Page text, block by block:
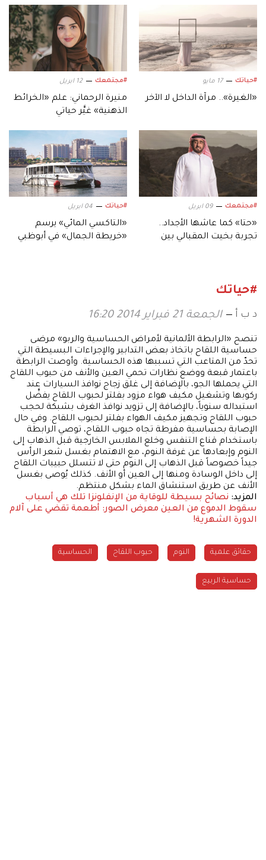
#حياتك 17 مايو
«الغيرة».. مرآة الداخل لا الآخر
#مجتمعك 12 ابريل
منيرة الرحماني: علم «الخرائط
الذهنية» غيَّر حياتي
#مجتمعك 09 ابريل
«حتا» كما عاشها الأجداد..
تجربة بخيت المقبالي بين
#حياتك 04 ابريل
«التاكسي المائي» يرسم
«خريطة الجمال» في أبوظبي
#حياتك
د ب أ الجمعة 21 فبراير 2014 16:20
تنصح «الرابطة الألمانية لأمراض الحساسية والربو» مرضى
حساسية اللقاح باتخاذ بعض التدابير والإجراءات البسيطة التي
تحدّ من المتاعب التي تسببها هذه الحساسية. وأوصت الرابطة
باعتمار قبعة ووضع نظارات تحمي العين والأنف من حبوب اللقاح
التي يحملها الجو، بالإضافة إلى غلق زجاج نوافذ السيارات عند
ركوبها وتشغيل مكيف هواء مزود بفلتر لحبوب اللقاح يفضَّل
استبداله سنوياً، بالإضافة إلى تزويد نوافذ الغرف بشبكة لحجب
حبوب اللقاح وتجهيز مكيف الهواء بفلتر لحبوب اللقاح. وفي حال
الإصابة بحساسية مفرطة تجاه حبوب اللقاح، توصي الرابطة
باستخدام قناع التنفس وخلع الملابس الخارجية قبل الذهاب إلى
النوم وإبعادها عن غرفة النوم، مع الاهتمام بغسل شعر الرأس
جيداً خصوصاً قبل الذهاب إلى النوم حتى لا تتسلل حبيبات اللقاح
إلى داخل الوسادة ومنها إلى العين أو الأنف. كذلك يُوصى بغسل
الأنف عن طريق استنشاق الماء بشكل منتظم.
المزيد: نصائح بسيطة للوقاية من الإنفلونزا تلك هي أسباب
سقوط الدموع من العين معرض الصور: أطعمة تقضي على آلام
الدورة الشهرية!
حقائق علمية النوم حبوب اللقاح الحساسية
حساسية الربيع